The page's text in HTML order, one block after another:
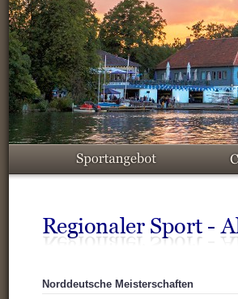
Norddeutsche Meisterschaften